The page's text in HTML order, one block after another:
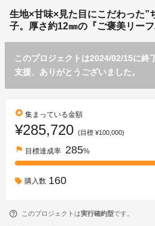
生地×甘味×見た目にこだわった”
子。厚さ約12㎜の『ご褒美リーフ
このプロジェクトは2024/02/15に終
支援、ありがとうございました。
stars 集まっている金額
¥285,720 (目標 ¥100,000)
flag 目標達成率 285%
購入数 160
このプロジェクトは実行確約型です。